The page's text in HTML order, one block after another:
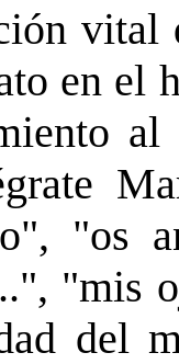
vital
en el
"os
"mis
del